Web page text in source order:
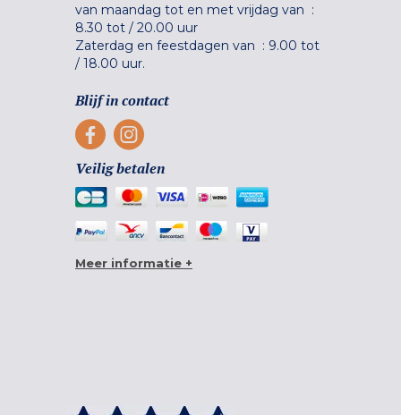
van maandag tot en met vrijdag van :
8.30 tot / 20.00 uur
Zaterdag en feestdagen van : 9.00 tot
/ 18.00 uur.
Blijf in contact
Veilig betalen
Meer informatie +